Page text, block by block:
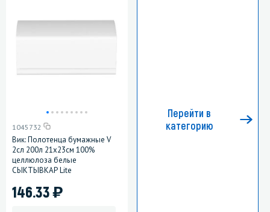
1045732
Вик: Полотенца бумажные V
2сл 200л 21х23см 100%
целлюлоза белые
СЫКТЫВКАР Lite
146.33)
Перейти в
категорию